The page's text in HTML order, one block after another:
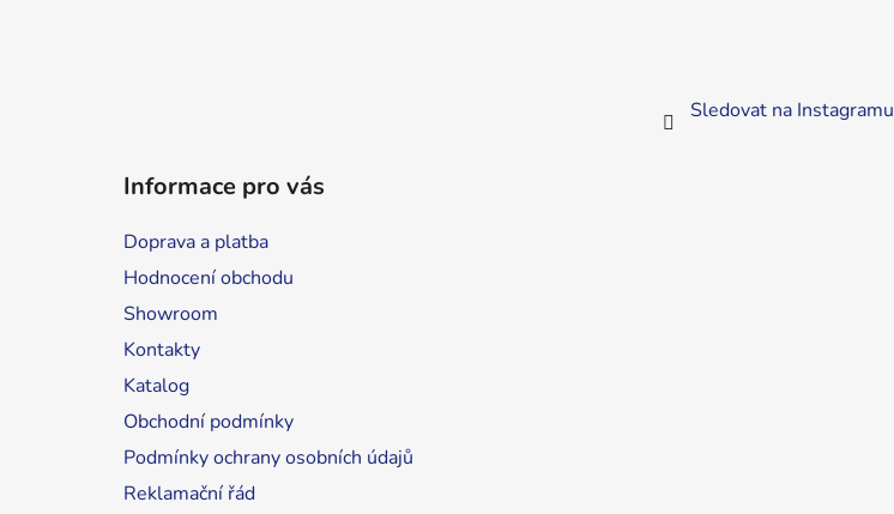
Sledovat na Instagramu
Informace pro vás
Doprava a platba
Hodnocení obchodu
Showroom
Kontakty
Katalog
Obchodní podmínky
Podmínky ochrany osobních údajů
Reklamační řád